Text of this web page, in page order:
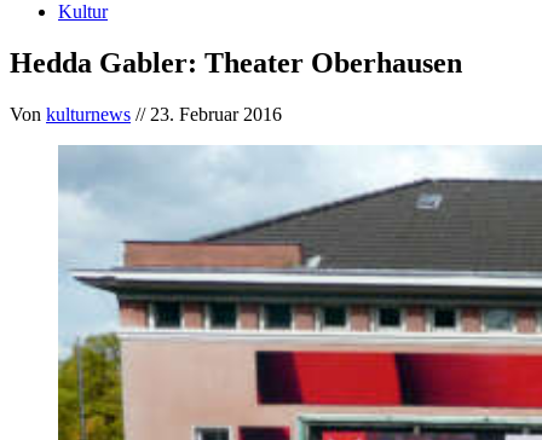
Kultur
Hedda Gabler: Theater Oberhausen
Von kulturnews // 23. Februar 2016